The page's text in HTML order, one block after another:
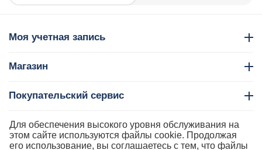
Моя учетная запись
Магазин
Покупательский сервис
Контакты
Для обеспечения высокого уровня обслуживания на
этом сайте используются файлы cookie. Продолжая
его использование, вы соглашаетесь с тем, что файлы